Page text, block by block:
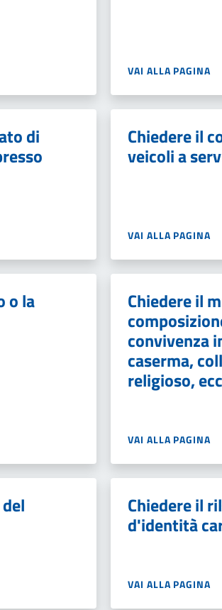
VAI ALLA PAGINA
di Chiedere il
veicoli a
VAI ALLA PAGINA
o la Chiedere il
convivenza
caserma,
religioso,
VAI ALLA PAGINA
Chiedere il
d'identità
VAI ALLA PAGINA